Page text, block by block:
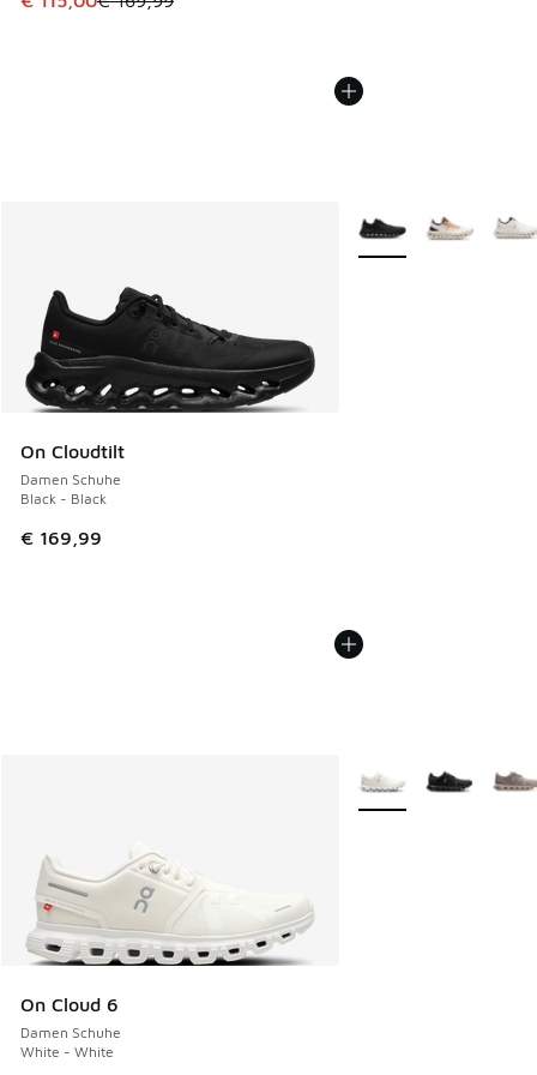
On Cloudtilt
Damen Schuhe
Black - Black
€ 169,99
Weitere Farben
On Cloud 6
Damen Schuhe
White - White
Weitere Farben